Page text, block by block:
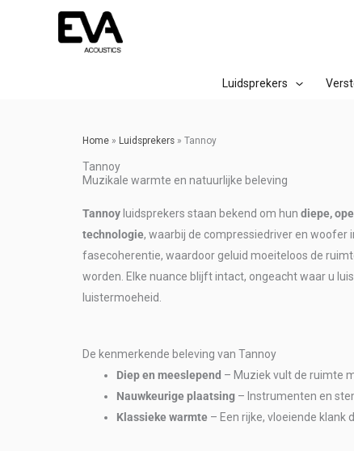
Luidsprekers
Home » Luidsprekers » Tannoy
Tannoy
Muzikale warmte en natuurlijke beleving
Tannoy luidsprekers staan bekend om hun diepe,
technologie, waarbij de compressiedriver en woofer
fasecoherentie, waardoor geluid moeiteloos de
worden. Elke nuance blijft intact, ongeacht waar u
luistermoeheid.
De kenmerkende beleving van Tannoy
Diep en meeslepend – Muziek vult de ruimte
Nauwkeurige plaatsing – Instrumenten en
Klassieke warmte – Een rijke, vloeiende klank